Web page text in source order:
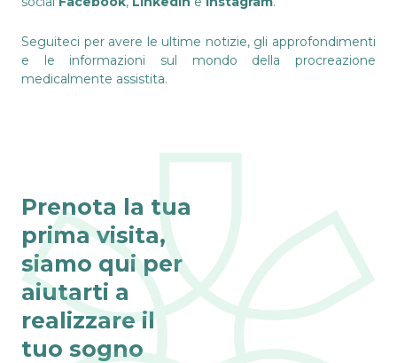
Seguiteci per avere le ultime notizie, gli approfondimenti
e le informazioni sul mondo della procreazione
medicalmente assistita.
Prenota la tua
prima visita,
siamo qui per
aiutarti a
realizzare il
tuo sogno